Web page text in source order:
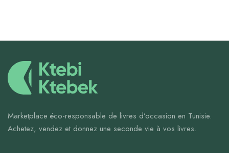
Marketplace éco-responsable de livres d’occasion en Tunisie.
Achetez, vendez et donnez une seconde vie à vos livres.